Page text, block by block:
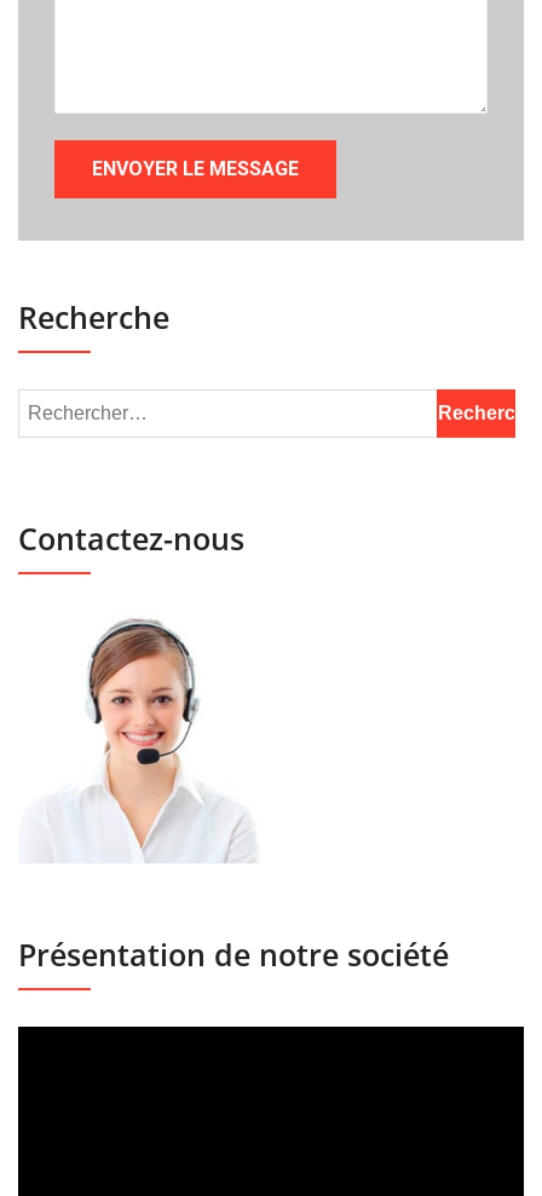
Recherche
Contactez-nous
Présentation de notre société